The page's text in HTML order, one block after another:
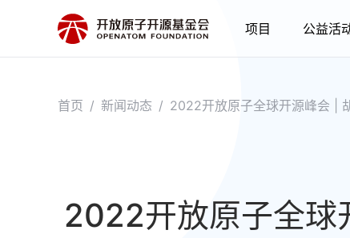
项目 公益活
首页 / 新闻动态 / 2022开放原子全球开源峰会 |
2022开放原子全球